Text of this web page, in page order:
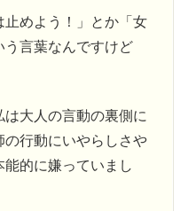
止めよう！」とか「女
う言葉なんですけど
大人の言動の裏側に
の行動にいやらしさや
的に嫌っていまし